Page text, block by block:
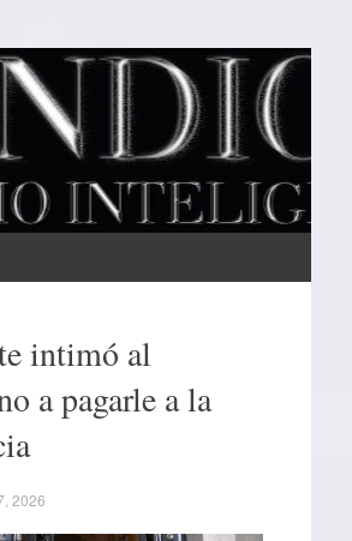
intimó al
a pagarle a la
2026